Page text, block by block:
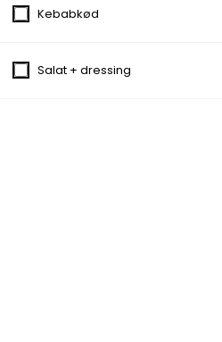
Tomat, Ost, Skinke
Kebabkød
Salat + dressing